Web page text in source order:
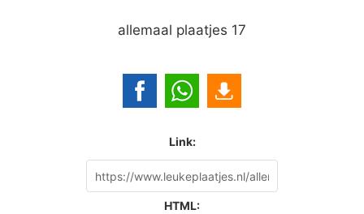
allemaal plaatjes 17
Link:
HTML: